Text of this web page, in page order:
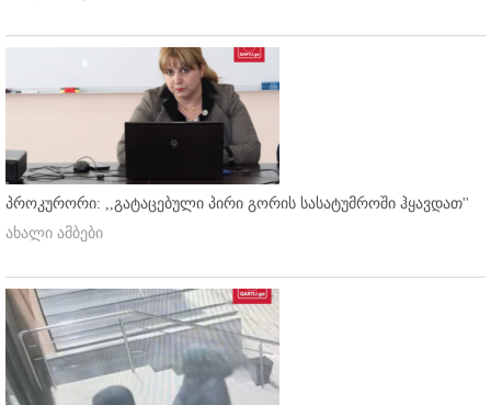
პროკურორი: ,,გატაცებული პირი გორის სასატუმროში ჰყავდათ''
ახალი ამბები